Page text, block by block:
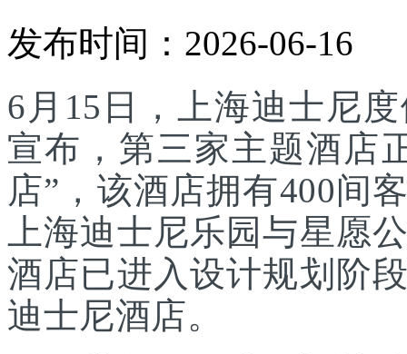
发布时间：2026-06-16
6月15日，上海迪士尼
宣布，第三家主题酒店
店”，该酒店拥有400间
上海迪士尼乐园与星愿
酒店已进入设计规划阶
迪士尼酒店。